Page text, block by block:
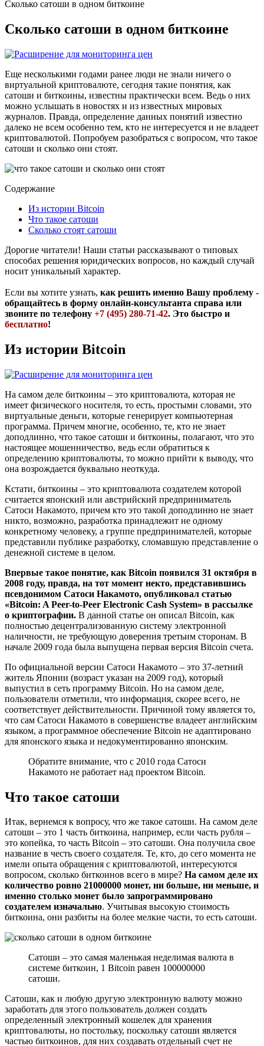
Сколько сатоши в одном биткоине
Сколько сатоши в одном биткоине
Еще несколькими годами ранее люди не знали ничего о
виртуальной криптовалюте, сегодня такие понятия, как
сатоши и биткоины, известны практически всем. Ведь о них
можно услышать в новостях и из известных мировых
журналов. Правда, определение данных понятий известно
далеко не всем особенно тем, кто не интересуется и не владеет
криптовалютой. Попробуем разобраться с вопросом, что такое
сатоши и сколько они стоят.
Содержание
Из истории Bitcoin
Что такое сатоши
Сколько стоят сатоши
Дорогие читатели! Наши статьи рассказывают о типовых
способах решения юридических вопросов, но каждый случай
носит уникальный характер.
Если вы хотите узнать, как решить именно Вашу проблему -
обращайтесь в форму онлайн-консультанта справа или
звоните по телефону +7 (495) 280-71-42. Это быстро и
бесплатно!
Из истории Bitcoin
На самом деле биткоины – это криптовалюта, которая не
имеет физического носителя, то есть, простыми словами, это
виртуальные деньги, которые генерирует компьютерная
программа. Причем многие, особенно, те, кто не знает
доподлинно, что такое сатоши и биткоины, полагают, что это
настоящее мошенничество, ведь если обратиться к
определению криптовалюты, то можно прийти к выводу, что
она возрождается буквально неоткуда.
Кстати, биткоины – это криптовалюта создателем которой
считается японский или австрийский предприниматель
Сатоси Накамото, причем кто это такой доподлинно не знает
никто, возможно, разработка принадлежит не одному
конкретному человеку, а группе предпринимателей, которые
представили публике разработку, сломавшую представление о
денежной системе в целом.
Впервые такое понятие, как Bitcoin появился 31 октября в
2008 году, правда, на тот момент некто, представившись
псевдонимом Сатоси Накамото, опубликовал статью
«Bitcoin: A Peer-to-Peer Electronic Cash System» в рассылке
о криптографии. В данной статье он описал Bitcoin, как
полностью децентрализованную систему электронной
наличности, не требующую доверения третьим сторонам. В
начале 2009 года была выпущена первая версия Bitcoin счета.
По официальной версии Сатоси Накамото – это 37-летний
житель Японии (возраст указан на 2009 год), который
выпустил в сеть программу Bitcoin. Но на самом деле,
пользователи отметили, что информация, скорее всего, не
соответствует действительности. Причиной тому является то,
что сам Сатоси Накамото в совершенстве владеет английским
языком, а программное обеспечение Bitcoin не адаптировано
для японского языка и недокументированно японским.
Обратите внимание, что с 2010 года Сатоси
Накамото не работает над проектом Bitcoin.
Что такое сатоши
Итак, вернемся к вопросу, что же такое сатоши. На самом деле
сатоши – это 1 часть биткоина, например, если часть рубля –
это копейка, то часть Bitcoin – это сатоши. Она получила свое
название в честь своего создателя. Те, кто, до сего момента не
имели опыта обращения с криптовалютой, интересуются
вопросом, сколько биткоинов всего в мире? На самом деле их
количество ровно 21000000 монет, ни больше, ни меньше, и
именно столько монет было запрограммировано
создателем изначально. Учитывая высокую стоимость
биткоина, они разбиты на более мелкие части, то есть сатоши.
Сатоши – это самая маленькая неделимая валюта в
системе биткоин, 1 Bitcoin равен 100000000
сатоши.
Сатоши, как и любую другую электронную валюту можно
заработать для этого пользователь должен создать
определенный электронный кошелек для хранения
криптовалюты, но постольку, поскольку сатоши является
частью биткоинов, для них создавать отдельный счет не